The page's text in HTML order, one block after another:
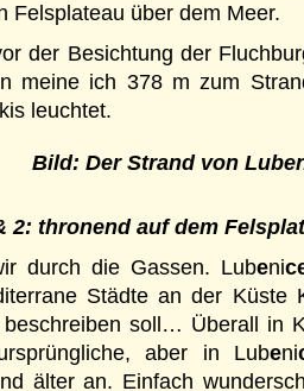
Felsplateau über dem Meer.
der Besichtung der
meine ich 378 m zum
leuchtet.
Bild: Der Strand von
2: thronend auf dem
durch die Gassen. Lubeni
Städte an der Küste
soll… Überall in
aber in Lubeni
älter an. Einfach